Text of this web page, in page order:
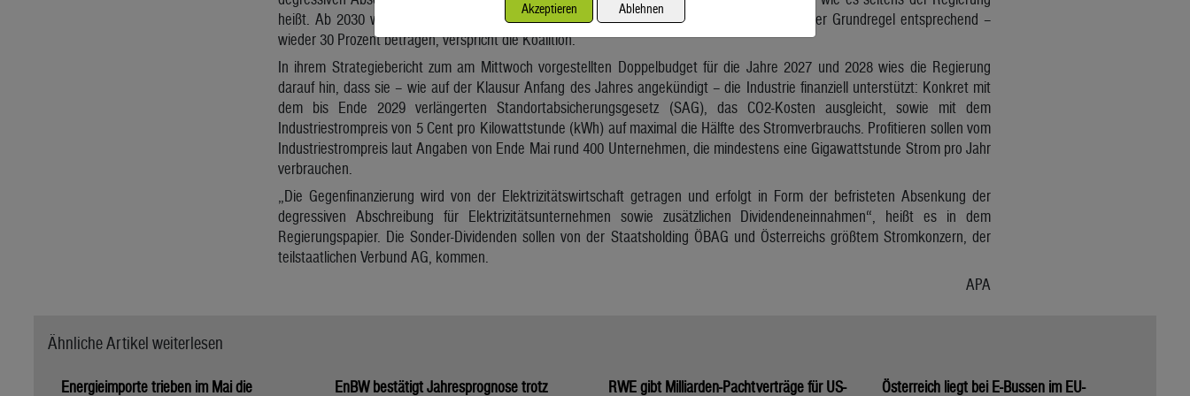
heißt. Ab 2030 werde der für die degressive Abschreibung höchstzulässige Prozentsatz – der Grundregel entsprechend –
wieder 30 Prozent betragen, verspricht die Koalition.
In ihrem Strategiebericht zum am Mittwoch vorgestellten Doppelbudget für die Jahre 2027 und 2028 wies die Regierung
darauf hin, dass sie – wie auf der Klausur Anfang des Jahres angekündigt – die Industrie finanziell unterstützt: Konkret mit
dem bis Ende 2029 verlängerten Standortabsicherungsgesetz (SAG), das CO2-Kosten ausgleicht, sowie mit dem
Industriestrompreis von 5 Cent pro Kilowattstunde (kWh) auf maximal die Hälfte des Stromverbrauchs. Profitieren sollen vom
Industriestrompreis laut Angaben von Ende Mai rund 400 Unternehmen, die mindestens eine Gigawattstunde Strom pro Jahr
verbrauchen.
„Die Gegenfinanzierung wird von der Elektrizitätswirtschaft getragen und erfolgt in Form der befristeten Absenkung der
degressiven Abschreibung für Elektrizitätsunternehmen sowie zusätzlichen Dividendeneinnahmen“, heißt es in dem
Regierungspapier. Die Sonder-Dividenden sollen von der Staatsholding ÖBAG und Österreichs größtem Stromkonzern, der
teilstaatlichen Verbund AG, kommen.
APA
Ähnliche Artikel weiterlesen
Energieimporte trieben im Mai die EnBW bestätigt Jahresprognose trotz RWE gibt Milliarden-Pachtverträge für US- Österreich liegt bei E-Bussen im EU-
Akzeptieren Ablehnen